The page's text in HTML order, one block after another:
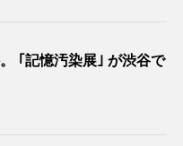
｢記憶汚染展｣ が渋谷で